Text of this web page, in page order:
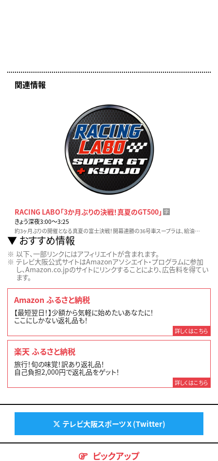
関連情報
RACING LABO「3か月ぶりの決戦！真夏のGT500」 字
きょう深夜3:00〜3:25
約3ヶ月ぶりの開催となる真夏の富士決戦！開幕連勝の36号車スープラは、給油リストリクターでピット時間がかかる試練が！追うニッサンZやホンダ新型プレリュードの逆襲は？
おすすめ情報
以下、一部リンクにはアフィリエイトが含まれます。
テレビ大阪公式サイトはAmazonアソシエイト・プログラムに参加
し、Amazon.co.jpのサイトにリンクすることにより、広告料を得てい
ます。
Amazon ふるさと納税
【最短翌日！】少額から気軽に始めたいあなたに！
ここにしかない返礼品も！
詳しくはこちら
楽天 ふるさと納税
旅行！旬の味覚！訳あり返礼品！
自己負担2,000円で返礼品をゲット！
詳しくはこちら
テレビ大阪スポーツ X (Twitter)
ピックアップ